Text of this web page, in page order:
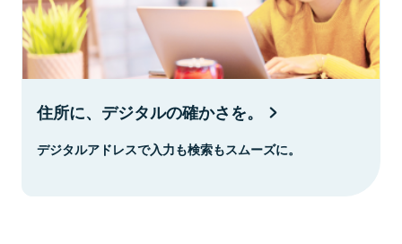
住所に、デジタルの確かさを。
デジタルアドレスで入力も検索もスムーズに。